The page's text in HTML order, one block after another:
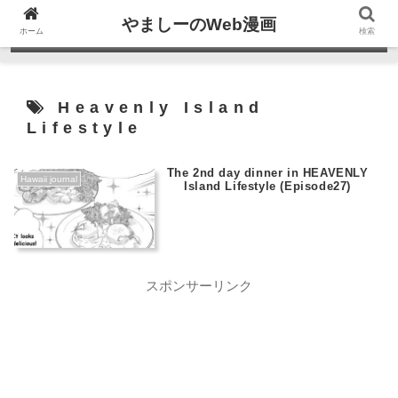
Heavenly Island
Lifestyle
Hawaii journal
The 2nd day dinner in HEAVENLY
Island Lifestyle (Episode27)
スポンサーリンク
ホーム やましーのWeb漫画 検索